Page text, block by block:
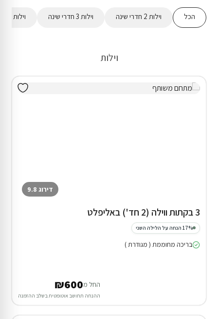
הכל וילות 2 חדרי שינה וילות 3 חדרי שינה וילות 4 חדרי שינה
וילות
דירוג 9.8
3 בקתות ווילה (2 חד') באליפלט
17% הנחה על הלילה השני
בריכה מחוממת ( מגודרת )
החל מ₪600
ההנחה תחושב אוטומטית בשלב ההזמנה